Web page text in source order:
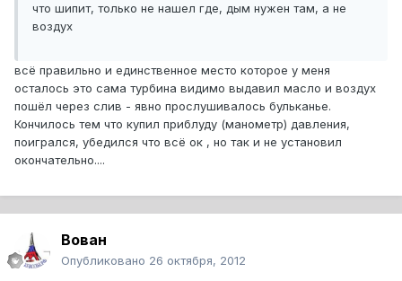
что шипит, только не нашел где, дым нужен там, а не
воздух
всё правильно и единственное место которое у меня
осталось это сама турбина видимо выдавил масло и воздух
пошёл через слив - явно прослушивалось бульканье.
Кончилось тем что купил приблуду (манометр) давления,
поигрался, убедился что всё ок , но так и не установил
окончательно....
Вован
Опубликовано 26 октября, 2012